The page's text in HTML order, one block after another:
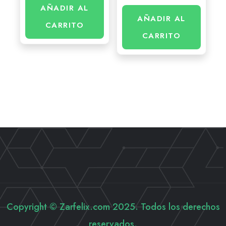
AÑADIR AL
CARRITO
AÑADIR AL
CARRITO
Copyright © Zarfelix.com 2025. Todos los derechos